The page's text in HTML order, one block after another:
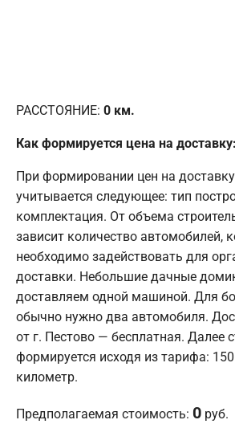
РАССТОЯНИЕ: 0 км.
Как формируется цена на доставку:
При формировании цен на
учитывается следующее: тип
комплектация. От объема
зависит количество автомобилей,
необходимо задействовать для
доставки. Небольшие дачные
доставляем одной машиной. Для
обычно нужно два автомобиля.
от г. Пестово — бесплатная. Далее
формируется исходя из тарифа:
километр.
Предполагаемая стоимость: 0 руб.